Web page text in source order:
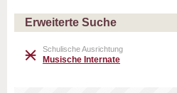
Erweiterte Suche
Schulische Ausrichtung
Musische Internate